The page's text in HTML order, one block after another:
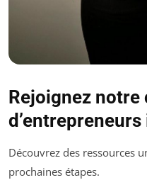
Rejoignez
Découvrez des ressources
prochaines étapes.